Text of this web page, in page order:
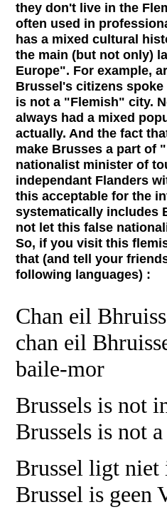
they don't live in the
often used in
has a mixed cultural
the main (but not only)
Europe". For example,
Brussel's citizens
is not a "Flemish" city.
always had a mixed
actually. And the fact
make Brusses a part of
nationalist minister of
independant Flanders
this acceptable for the
systematically includes
not let this false
So, if you visit this
that (and tell your
following languages) :
Chan eil
chan eil
baile-mor
Brussels is not
Brussels is not
Brussel ligt
Brussel is geen